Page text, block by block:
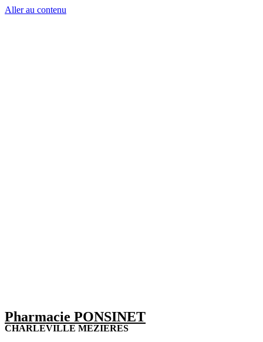
Aller au contenu
Pharmacie PONSINET
CHARLEVILLE MEZIERES